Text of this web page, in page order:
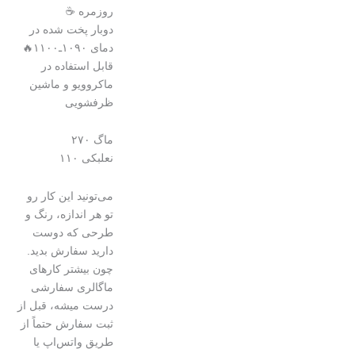
روزمره ☕
دوبار پخت شده در
قابل استفاده در
ماکروویو و ماشین
ظرفشویی
می‌تونید این کار رو
تو هر اندازه، رنگ و
طرحی که دوست
دارید سفارش بدید.
چون بیشتر کارهای
ماگالری سفارشی
درست میشه، قبل از
ثبت سفارش حتماً از
طریق واتس‌اپ یا